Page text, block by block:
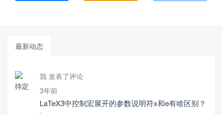
最新动态
我 发表了评论
3年前
LaTeX3中控制宏展开的参数说明符x和e有啥区别？